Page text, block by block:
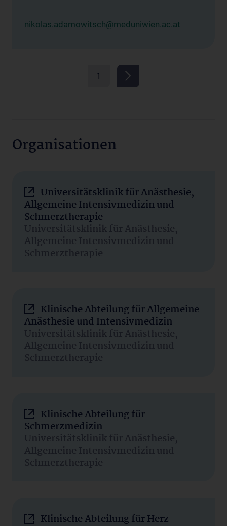
nikolas.adamowitsch@meduniwien.ac.at
1
Organisationen
Universitätsklinik für Anästhesie,
Allgemeine Intensivmedizin und
Schmerztherapie
Universitätsklinik für Anästhesie,
Allgemeine Intensivmedizin und
Schmerztherapie
Klinische Abteilung für Allgemeine
Anästhesie und Intensivmedizin
Universitätsklinik für Anästhesie,
Allgemeine Intensivmedizin und
Schmerztherapie
Klinische Abteilung für
Schmerzmedizin
Universitätsklinik für Anästhesie,
Allgemeine Intensivmedizin und
Schmerztherapie
Klinische Abteilung für Herz-